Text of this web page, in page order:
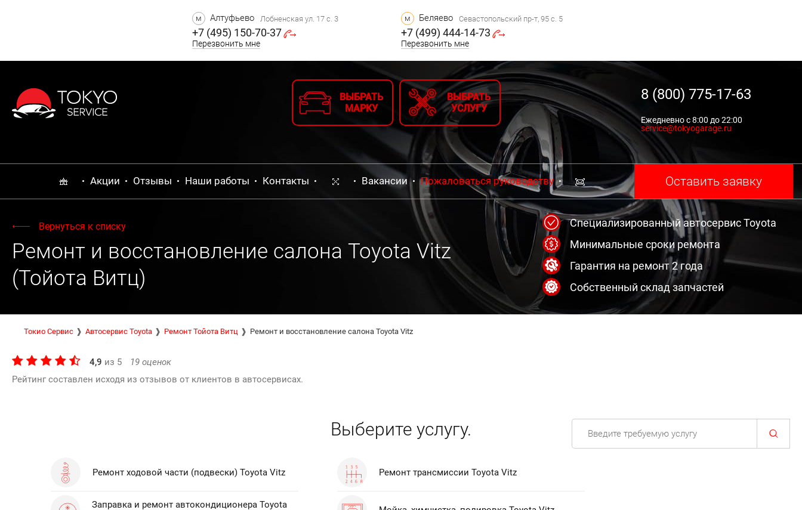
м Алтуфьево Лобненская ул. 17 с. 3
+7 (495) 150-70-37
Перезвонить мне
м Беляево Севастопольский пр-т, 95 с. 5
+7 (499) 444-14-73
Перезвонить мне
ВЫБРАТЬ
МАРКУ
ВЫБРАТЬ
УСЛУГУ
8 (800) 775-17-63
Ежедневно с 8:00 до 22:00
service@tokyogarage.ru
Акции Отзывы Наши работы Контакты Вакансии Пожаловаться руководству Оставить заявку
Вернуться к списку
Ремонт и восстановление салона Toyota Vitz
(Тойота Витц)
Специализированный автосервис Toyota
Минимальные сроки ремонта
Гарантия на ремонт 2 года
Собственный склад запчастей
Токио Сервис Автосервис Toyota Ремонт Тойота Витц Ремонт и восстановление салона Toyota Vitz
4,9 из 5 19 оценок
Рейтинг составлен исходя из отзывов от клиентов в автосервисах.
Выберите услугу.
Ремонт ходовой части (подвески) Toyota Vitz Ремонт трансмиссии Toyota Vitz
Заправка и ремонт автокондиционера Toyota